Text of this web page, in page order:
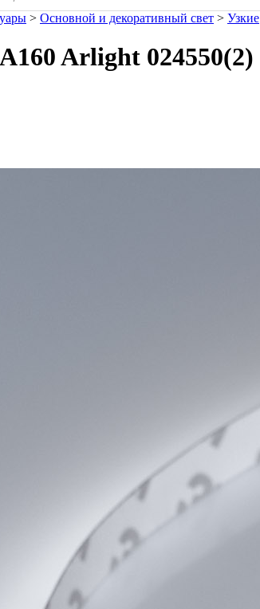
> Основной и декоративный свет > Узкие
Arlight 024550(2)